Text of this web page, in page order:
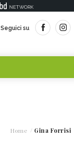
NETWORK
Seguici su
Home Gina Forrisi